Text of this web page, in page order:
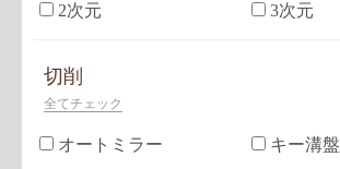
2次元 3次元
切削
全てチェック
オートミラー キー溝盤